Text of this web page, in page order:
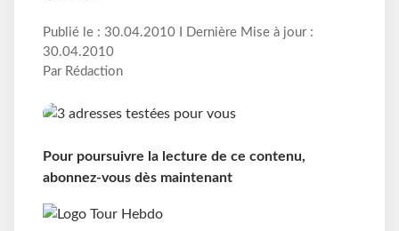
Publié le : 30.04.2010 I Dernière Mise à jour :
30.04.2010
Par Rédaction
Pour poursuivre la lecture de ce contenu,
abonnez-vous dès maintenant